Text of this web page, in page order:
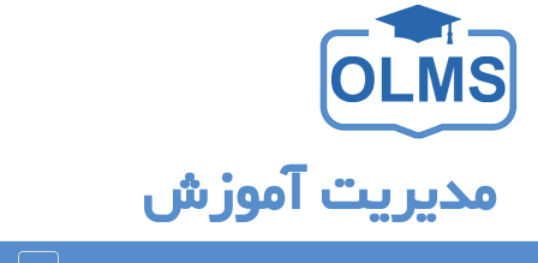
مدیریت آموزش